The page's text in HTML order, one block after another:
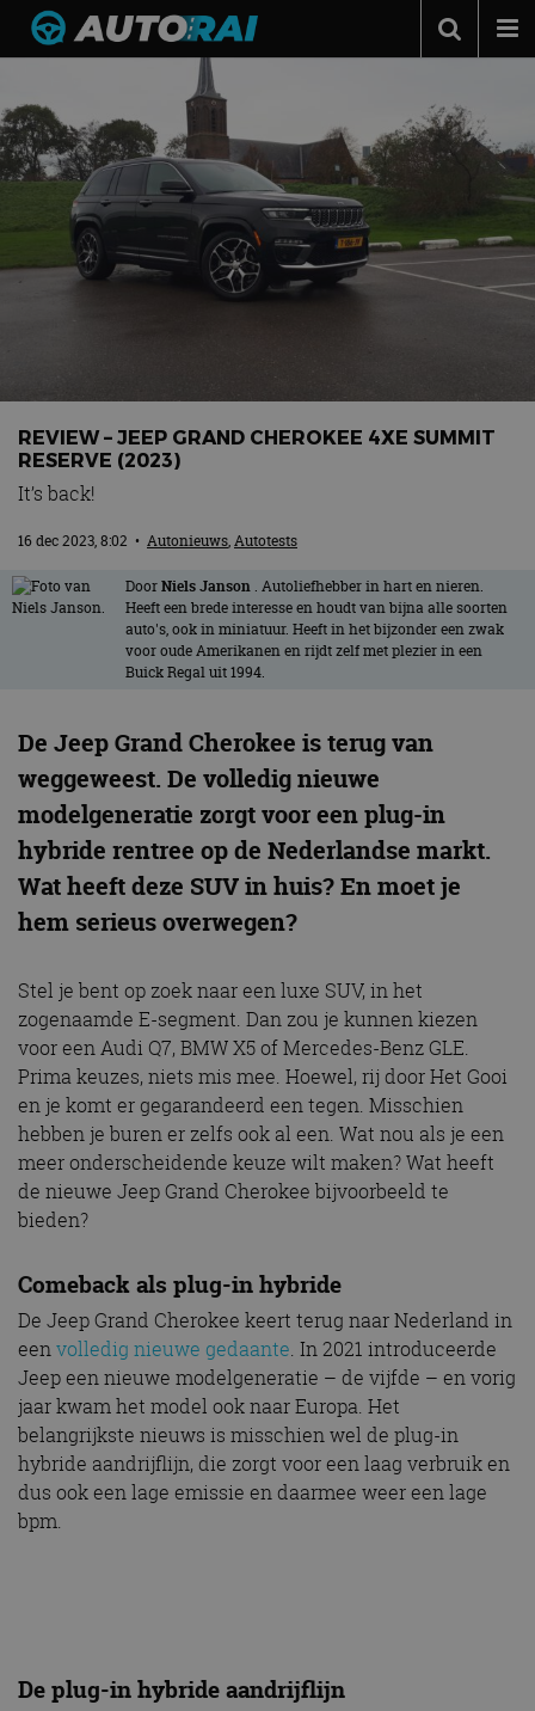
Podcast
Autotests
Automerken
Adverteren
REVIEW – JEEP GRAND CHEROKEE 4XE SUMMIT
RESERVE (2023)
It’s back!
16 dec 2023, 8:02 • Autonieuws,Autotests
DoorNiels Janson . Autoliefhebber in hart en nieren.
Heeft een brede interesse en houdt van bijna alle soorten
auto's, ook in miniatuur. Heeft in het bijzonder een zwak
voor oude Amerikanen en rijdt zelf met plezier in een
Buick Regal uit 1994.
De Jeep Grand Cherokee is terug van
weggeweest. De volledig nieuwe
modelgeneratie zorgt voor een plug-in
hybride rentree op de Nederlandse markt.
Wat heeft deze SUV in huis? En moet je
hem serieus overwegen?
Stel je bent op zoek naar een luxe SUV, in het
zogenaamde E-segment. Dan zou je kunnen kiezen
voor een Audi Q7, BMW X5 of Mercedes-Benz GLE.
Prima keuzes, niets mis mee. Hoewel, rij door Het Gooi
en je komt er gegarandeerd een tegen. Misschien
hebben je buren er zelfs ook al een. Wat nou als je een
meer onderscheidende keuze wilt maken? Wat heeft
de nieuwe Jeep Grand Cherokee bijvoorbeeld te
bieden?
Comeback als plug-in hybride
De Jeep Grand Cherokee keert terug naar Nederland in
eenvolledig nieuwe gedaante. In 2021 introduceerde
Jeep een nieuwe modelgeneratie – de vijfde – en vorig
jaar kwam het model ook naar Europa. Het
belangrijkste nieuws is misschien wel de plug-in
hybride aandrijflijn, die zorgt voor een laag verbruik en
dus ook een lage emissie en daarmee weer een lage
bpm.
De plug-in hybride aandrijflijn